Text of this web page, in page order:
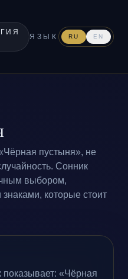
ЯЗЫК RU EN
пустыня», не
Сонник
выбором,
которые стоит
показывает: «Чёрная